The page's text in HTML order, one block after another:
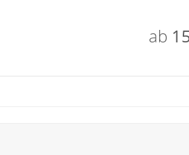
ab